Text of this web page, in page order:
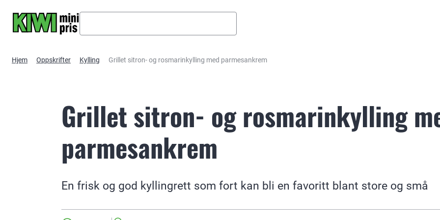
Hjem Oppskrifter Kylling Grillet sitron- og rosmarinkylling med parmesankrem
Grillet sitron- og rosmarinkylling
parmesankrem
En frisk og god kyllingrett som fort kan bli en favoritt blant store og små